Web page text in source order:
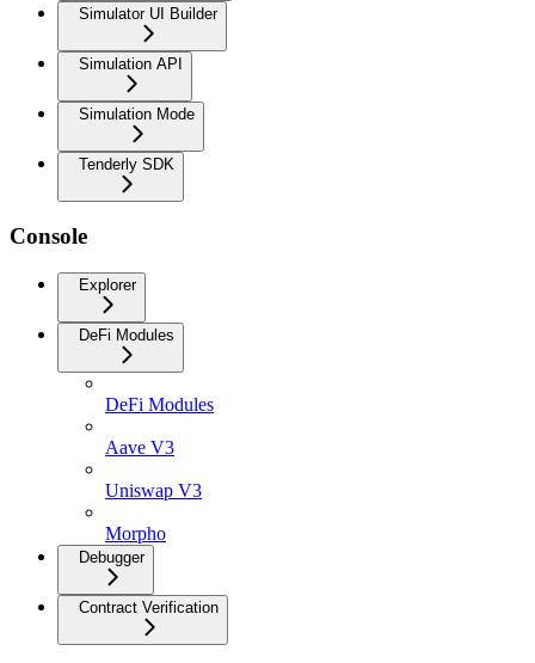
Simulator UI Builder
Simulation API
Simulation Mode
Tenderly SDK
Console
Explorer
DeFi Modules
DeFi Modules
Aave V3
Uniswap V3
Morpho
Debugger
Contract Verification